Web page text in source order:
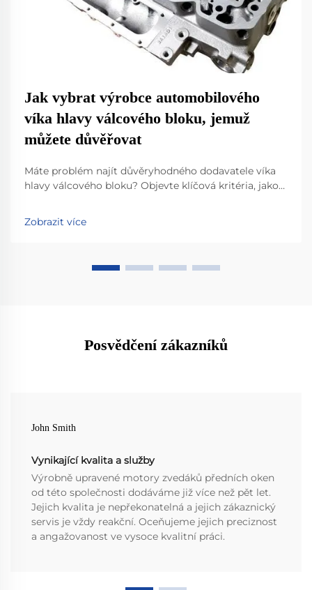
Jak vybrat výrobce automobilového
víka hlavy válcového bloku, jemuž
můžete důvěřovat
Máte problém najít důvěryhodného dodavatele víka
hlavy válcového bloku? Objevte klíčová kritéria, jako
inovace v lehkých konstrukcích. Zjistěte, jak nejlepší
výrobci zajišťují výkon, kompatibilitu a připravenost
Zobrazit více
Posvědčení zákazníků
John Smith
Vynikající kvalita a služby
Výrobně upravené motory zvedáků předních oken
od této společnosti dodáváme již více než pět let.
Jejich kvalita je nepřekonatelná a jejich zákaznický
servis je vždy reakční. Oceňujeme jejich preciznost
a angažovanost ve vysoce kvalitní práci.